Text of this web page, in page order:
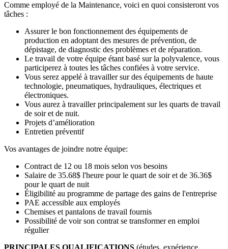
Comme employé de la Maintenance, voici en quoi consisteront vos
tâches :
Assurer le bon fonctionnement des équipements de
production en adoptant des mesures de prévention, de
dépistage, de diagnostic des problèmes et de réparation.
Le travail de votre équipe étant basé sur la polyvalence, vous
participerez à toutes les tâches confiées à votre service.
Vous serez appelé à travailler sur des équipements de haute
technologie, pneumatiques, hydrauliques, électriques et
électroniques.
Vous aurez à travailler principalement sur les quarts de travail
de soir et de nuit.
Projets d’amélioration
Entretien préventif
Vos avantages de joindre notre équipe:
Contract de 12 ou 18 mois selon vos besoins
Salaire de 35.68$ l'heure pour le quart de soir et de 36.36$
pour le quart de nuit
Éligibilité au programme de partage des gains de l'entreprise
PAE accessible aux employés
Chemises et pantalons de travail fournis
Possibilité de voir son contrat se transformer en emploi
régulier
PRINCIPALES QUALIFICATIONS (études, expérience,